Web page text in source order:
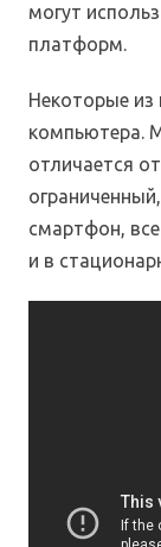
могут
платформ.
Некоторые из
компьютера.
отличается
смартфон,
и в